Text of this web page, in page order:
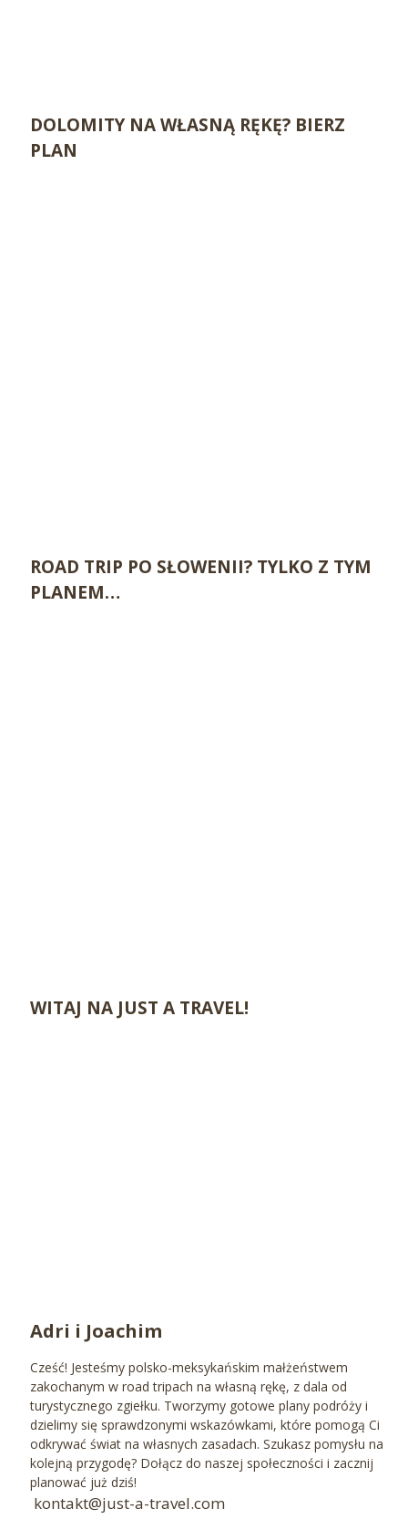
DOLOMITY NA WŁASNĄ RĘKĘ? BIERZ
PLAN
ROAD TRIP PO SŁOWENII? TYLKO Z TYM
PLANEM…
WITAJ NA JUST A TRAVEL!
Adri i Joachim
Cześć! Jesteśmy polsko-meksykańskim małżeństwem
zakochanym w road tripach na własną rękę, z dala od
turystycznego zgiełku. Tworzymy gotowe plany podróży i
dzielimy się sprawdzonymi wskazówkami, które pomogą Ci
odkrywać świat na własnych zasadach. Szukasz pomysłu na
kolejną przygodę? Dołącz do naszej społeczności i zacznij
planować już dziś!
kontakt@just-a-travel.com